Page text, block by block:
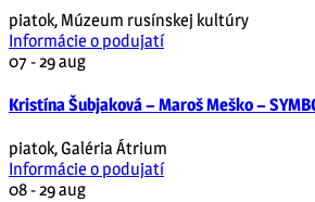
piatok, Múzeum rusínskej kultúry
Informácie o podujatí
07 - 29aug
Kristína Šubjaková – Maroš Meško –
piatok,Galéria Átrium
Informácie o podujatí
08 - 29aug